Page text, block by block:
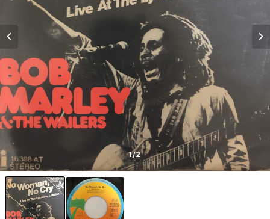
1/2